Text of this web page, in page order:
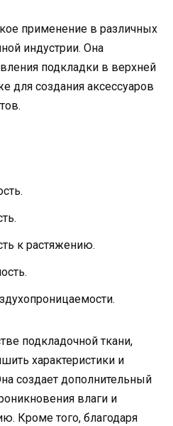
применение в различных
индустрии. Она
подкладки в верхней
для создания аксессуаров
к растяжению.
подкладочной ткани,
характеристики и
создает дополнительный
влаги и
Кроме того, благодаря